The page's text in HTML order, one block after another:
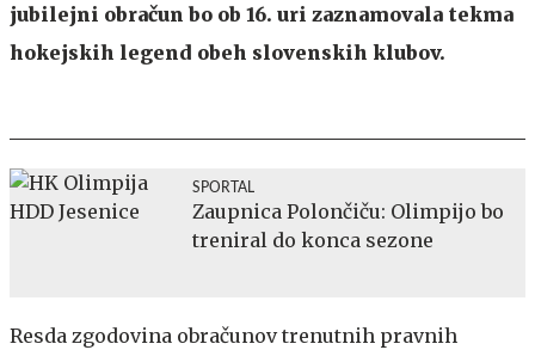
jubilejni obračun bo ob 16. uri zaznamovala tekma
hokejskih legend obeh slovenskih klubov.
SPORTAL
Zaupnica Polončiču: Olimpijo bo
treniral do konca sezone
Resda zgodovina obračunov trenutnih pravnih